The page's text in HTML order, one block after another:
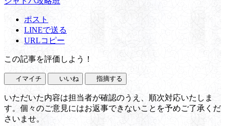
ポスト
LINEで送る
URLコピー
この記事を評価しよう！
イマイチ いいね 指摘する
いただいた内容は担当者が確認のうえ、順次対応いたしま
す。個々のご意見にはお返事できないことを予めご了承くだ
さいませ。